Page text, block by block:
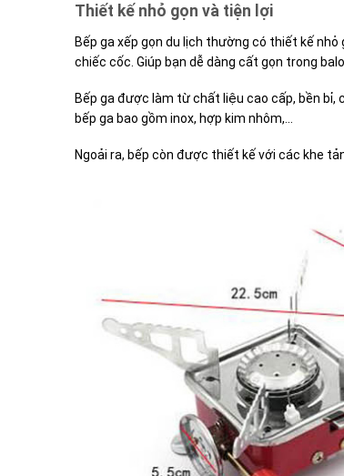
Thiết kế nhỏ gọn và tiện lợi
Bếp ga xếp gọn du lịch thường có thiết kế
chiếc cốc. Giúp bạn dễ dàng cất gọn trong
Bếp ga được làm từ chất liệu cao cấp, bền
bếp ga bao gồm inox, hợp kim nhôm,…
Ngoải ra, bếp còn được thiết kế với các khe